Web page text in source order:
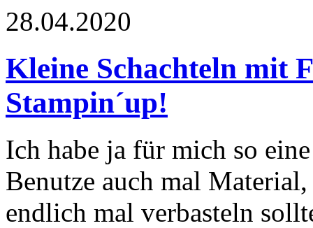
28.04.2020
Kleine Schachteln mit
Stampin´up!
Ich habe ja für mich so
Benutze auch mal
endlich mal verbasteln